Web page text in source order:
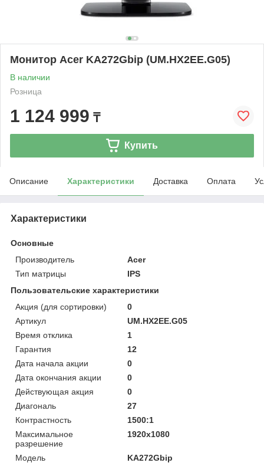
Монитор Acer KA272Gbip (UM.HX2EE.G05)
В наличии
Розница
1 124 999 ₸
Купить
Описание Характеристики Доставка Оплата
Характеристики
Основные
Производитель
Acer
Тип матрицы
IPS
Пользовательские характеристики
Акция (для сортировки)
0
Артикул
UM.HX2EE.G05
Время отклика
1
Гарантия
12
Дата начала акции
0
Дата окончания акции
0
Действующая акция
0
Диагональ
27
Контрастность
1500:1
Максимальное
разрешение
1920x1080
Модель
KA272Gbip